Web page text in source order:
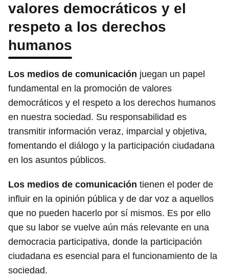
valores democráticos y el
respeto a los derechos
humanos
Los medios de comunicación juegan un papel
fundamental en la promoción de valores
democráticos y el respeto a los derechos humanos
en nuestra sociedad. Su responsabilidad es
transmitir información veraz, imparcial y objetiva,
fomentando el diálogo y la participación ciudadana
en los asuntos públicos.
Los medios de comunicación tienen el poder de
influir en la opinión pública y de dar voz a aquellos
que no pueden hacerlo por sí mismos. Es por ello
que su labor se vuelve aún más relevante en una
democracia participativa, donde la participación
ciudadana es esencial para el funcionamiento de la
sociedad.